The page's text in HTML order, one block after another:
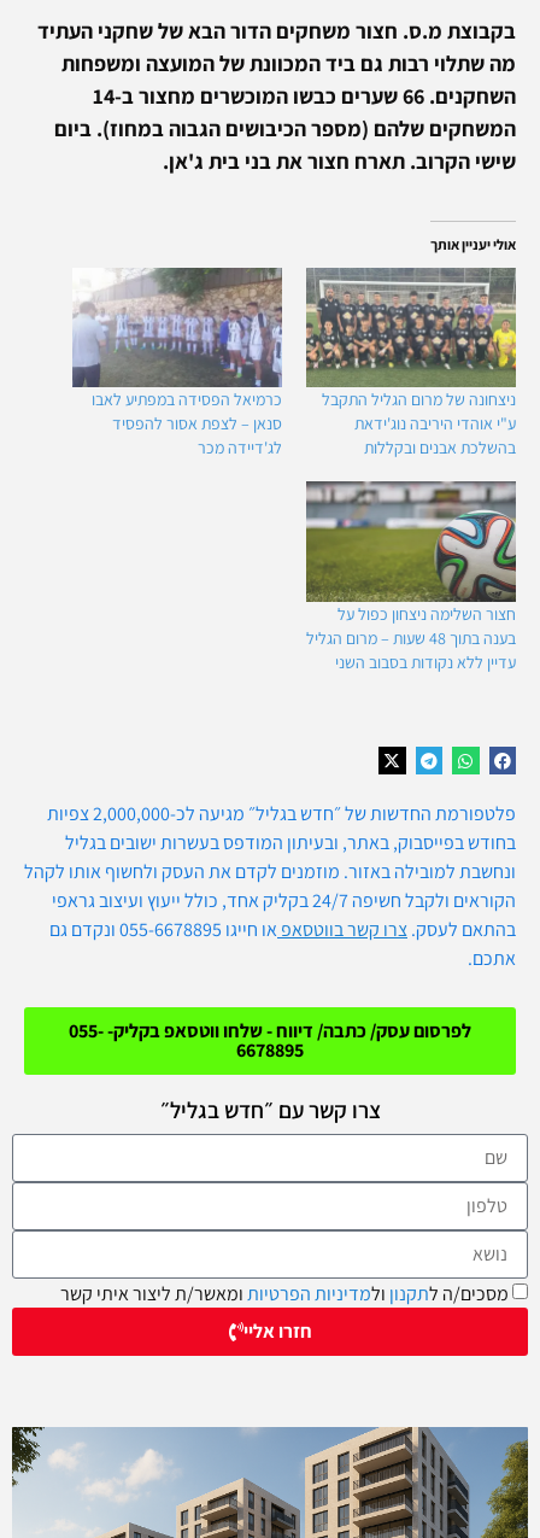
בקבוצת מ.ס. חצור משחקים הדור הבא של שחקני העתיד
מה שתלוי רבות גם ביד המכוונת של המועצה ומשפחות
השחקנים. 66 שערים כבשו המוכשרים מחצור ב-14
המשחקים שלהם (מספר הכיבושים הגבוה במחוז). ביום
שישי הקרוב. תארח חצור את בני בית ג'אן.
אולי יעניין אותך
ניצחונה של מרום הגליל התקבל
ע"י אוהדי היריבה נוג'ידאת
בהשלכת אבנים ובקללות
כרמיאל הפסידה במפתיע לאבו
סנאן – לצפת אסור להפסיד
לג'דיידה מכר
חצור השלימה ניצחון כפול על
בענה בתוך 48 שעות – מרום הגליל
עדיין ללא נקודות בסבוב השני
פלטפורמת החדשות של ״חדש בגליל״ מגיעה לכ-2,000,000 צפיות
בחודש בפייסבוק, באתר, ובעיתון המודפס בעשרות ישובים בגליל
ונחשבת למובילה באזור. מוזמנים לקדם את העסק ולחשוף אותו לקהל
הקוראים ולקבל חשיפה 24/7 בקליק אחד, כולל ייעוץ ועיצוב גראפי
בהתאם לעסק.צרו קשר בווטסאפ
או חייגו 055-6678895 ונקדם גם
אתכם.
לפרסום עסק/ כתבה/ דיווח - שלחו ווטסאפ בקליק- 055-
6678895
צרו קשר עם ״חדש בגליל״
מסכים/ה לתקנון ולמדיניות הפרטיותומאשר/ת ליצור איתי קשר
חזרו אליי